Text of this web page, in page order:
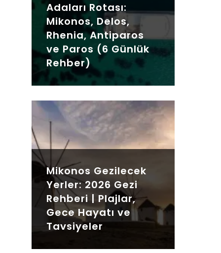
Adaları Rotası:
Mikonos, Delos,
Rhenia, Antiparos
ve Paros (6 Günlük
Rehber)
Mikonos Gezilecek
Yerler: 2026 Gezi
Rehberi | Plajlar,
Gece Hayatı ve
Tavsiyeler